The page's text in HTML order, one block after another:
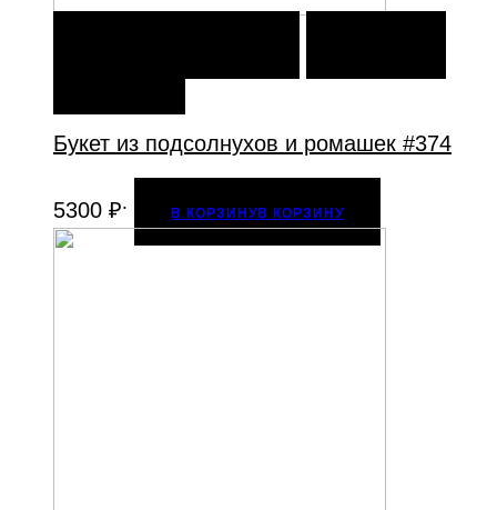
Букет из подсолнухов и ромашек #374
5300 ₽. В КОРЗИНУВ КОРЗИНУ